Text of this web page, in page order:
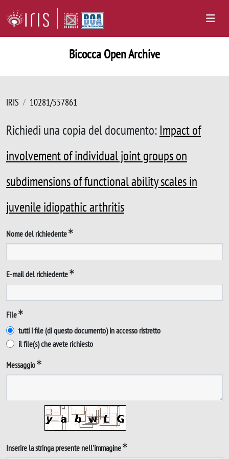
Bicocca Open Archive
IRIS 10281/557861
Richiedi una copia del documento: Impact of
involvement of individual joint groups on
subdimensions of functional ability scales in
juvenile idiopathic arthritis
Nome del richiedente
E-mail del richiedente
File
tutti i file (di questo documento) in accesso ristretto
il file(s) che avete richiesto
Messaggio
Inserire la stringa presente nell'immagine